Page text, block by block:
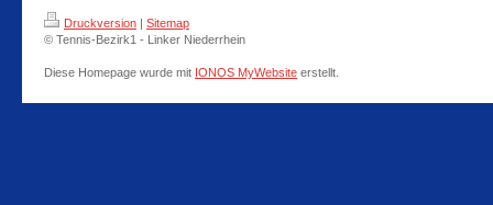
Druckversion | Sitemap
© Tennis-Bezirk1 - Linker Niederrhein
Diese Homepage wurde mit IONOS MyWebsite erstellt.